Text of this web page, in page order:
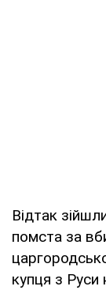
Відтак
помста за
купця з Руси